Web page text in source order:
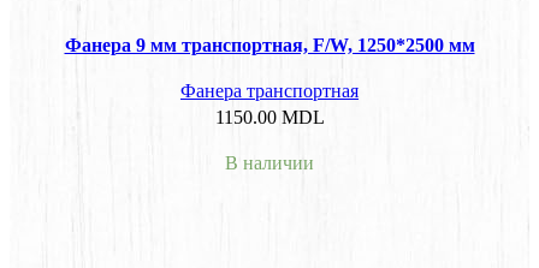
Фанера 9 мм транспортная, F/W, 1250*2500 мм
Фанера транспортная
1150.00 MDL
В наличии